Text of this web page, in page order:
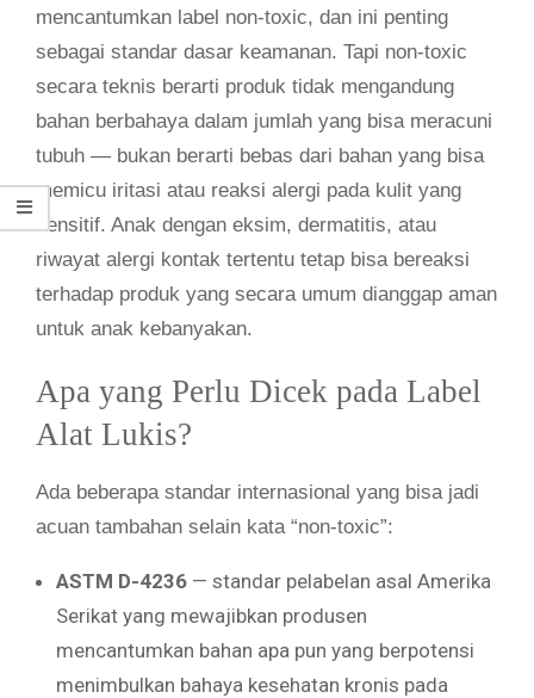
mencantumkan label non-toxic, dan ini penting
sebagai standar dasar keamanan. Tapi non-toxic
secara teknis berarti produk tidak mengandung
bahan berbahaya dalam jumlah yang bisa meracuni
tubuh — bukan berarti bebas dari bahan yang bisa
memicu iritasi atau reaksi alergi pada kulit yang
sensitif. Anak dengan eksim, dermatitis, atau
riwayat alergi kontak tertentu tetap bisa bereaksi
terhadap produk yang secara umum dianggap aman
untuk anak kebanyakan.
Apa yang Perlu Dicek pada Label
Alat Lukis?
Ada beberapa standar internasional yang bisa jadi
acuan tambahan selain kata “non-toxic”:
ASTM D-4236 — standar pelabelan asal Amerika
Serikat yang mewajibkan produsen
mencantumkan bahan apa pun yang berpotensi
menimbulkan bahaya kesehatan kronis pada